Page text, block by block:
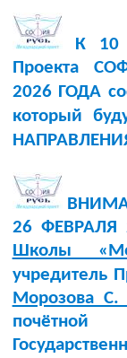
К 10
Проекта
2026 ГОДА
который
26 ФЕВРАЛЯ
Школы
учредитель
Морозова С.